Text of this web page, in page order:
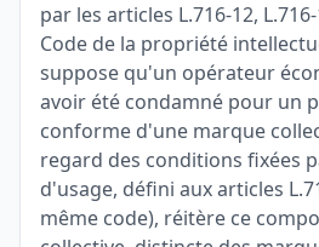
par les articles L.716-12,
Code de la propriété
suppose qu'un opérateur
avoir été condamné pour un
conforme d'une marque
regard des conditions fixées
d'usage, défini aux articles
même code), réitère ce